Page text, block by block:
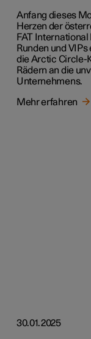
Anfang dieses
Herzen der
FAT
Runden und
die Arctic Circle-
Rädern an die
Unternehmens.
Mehr erfahren
30.01.2025